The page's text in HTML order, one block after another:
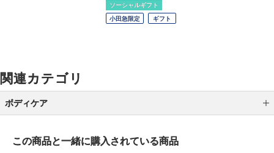
ソーシャルギフト
小田急限定
ギフト
関連カテゴリ
ボディケア
この商品と一緒に購入されている商品